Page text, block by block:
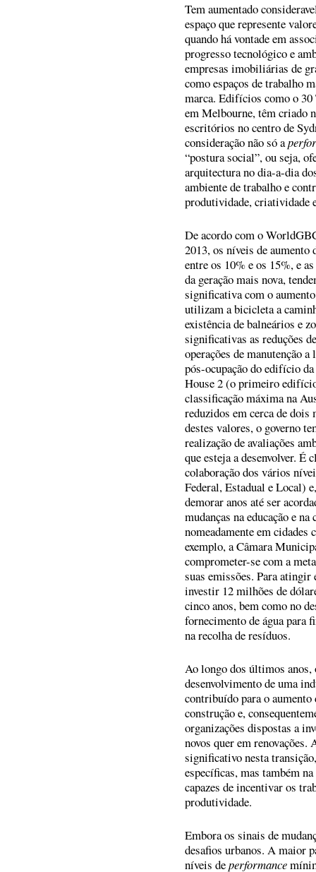
Tem aumentado
espaço que represente
quando há vontade em
progresso tecnológico e
empresas imobiliárias de
como espaços de trabalho
marca. Edifícios como o 30
em Melbourne, têm criado
escritórios no centro de
consideração não só a
“postura social”, ou seja,
arquitectura no dia-a-dia
ambiente de trabalho e
produtividade, criatividade
De acordo com o
2013, os níveis de
entre os 10% e os 15%, e
da geração mais nova,
significativa com o
utilizam a bicicleta a
existência de balneários e
significativas as reduções
operações de manutenção
pós-ocupação do edifício
House 2 (o primeiro
classificação máxima na
reduzidos em cerca de dois
destes valores, o governo
realização de avaliações
que esteja a desenvolver. É
colaboração dos vários
Federal, Estadual e Local)
demorar anos até ser
mudanças na educação e
nomeadamente em cidades
exemplo, a Câmara
comprometer-se com a
suas emissões. Para
investir 12 milhões de
cinco anos, bem como no
fornecimento de água para
na recolha de resíduos.
Ao longo dos últimos anos,
desenvolvimento de uma
contribuído para o
construção e,
organizações dispostas a
novos quer em
significativo nesta
específicas, mas também
capazes de incentivar os
produtividade.
Embora os sinais de
desafios urbanos. A maior
níveis deperformance